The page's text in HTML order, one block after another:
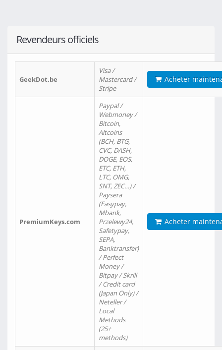
Revendeurs officiels
GeekDot.be
Visa /
Mastercard /
Stripe
Acheter
PremiumKeys.com
Paypal /
Webmoney /
Bitcoin,
Altcoins
(BCH, BTG,
CVC, DASH,
DOGE, EOS,
ETC, ETH,
LTC, OMG,
SNT, ZEC…) /
Paysera
(Easypay,
Mbank,
Przelewy24,
Safetypay,
SEPA,
Banktransfer)
/ Perfect
Money /
Bitpay / Skrill
/ Credit card
(Japan Only) /
Neteller /
Local
Methods
(25+
methods)
Acheter